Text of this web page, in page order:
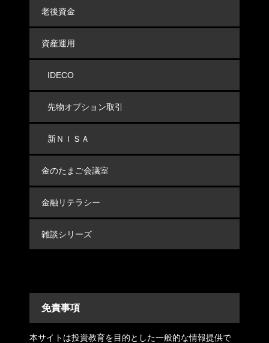
老後資金
資産運用
IDECO
先物オプション取引
新ＮＩＳＡ
金のたまご会議室
金融リテラシー
雑談シリーズ
免責事項
本サイトは投資教育を目的とした一般的な情報提供で